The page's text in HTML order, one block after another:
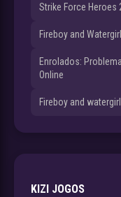
Strike Force Heroes
Fireboy and
Enrolados:
Online
Fireboy and
KIZI JOGOS